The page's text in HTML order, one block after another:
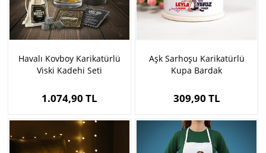
Havalı Kovboy Karikatürlü
Viski Kadehi Seti
1.074,90 TL
Aşk Sarhoşu Karikatürlü
Kupa Bardak
309,90 TL